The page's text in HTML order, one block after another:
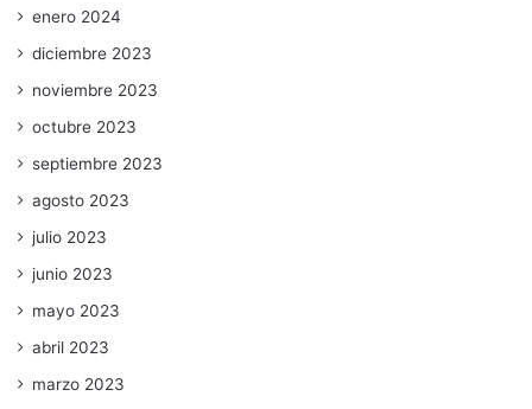
enero 2024
diciembre 2023
noviembre 2023
octubre 2023
septiembre 2023
agosto 2023
julio 2023
junio 2023
mayo 2023
abril 2023
marzo 2023